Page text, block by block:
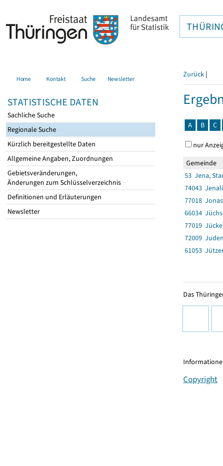
Home Kontakt Suche Newsletter
STATISTISCHE DATEN
Sachliche Suche
Regionale Suche
Kürzlich bereitgestellte Daten
Allgemeine Angaben, Zuordnungen
Gebietsveränderungen,
Änderungen zum Schlüsselverzeichnis
Definitionen und Erläuterungen
Newsletter
Zurück |
A B C
nur
Gemeinde
53 Jena,
74043
77018
66034
77019
72009
61053
Das
Copyright